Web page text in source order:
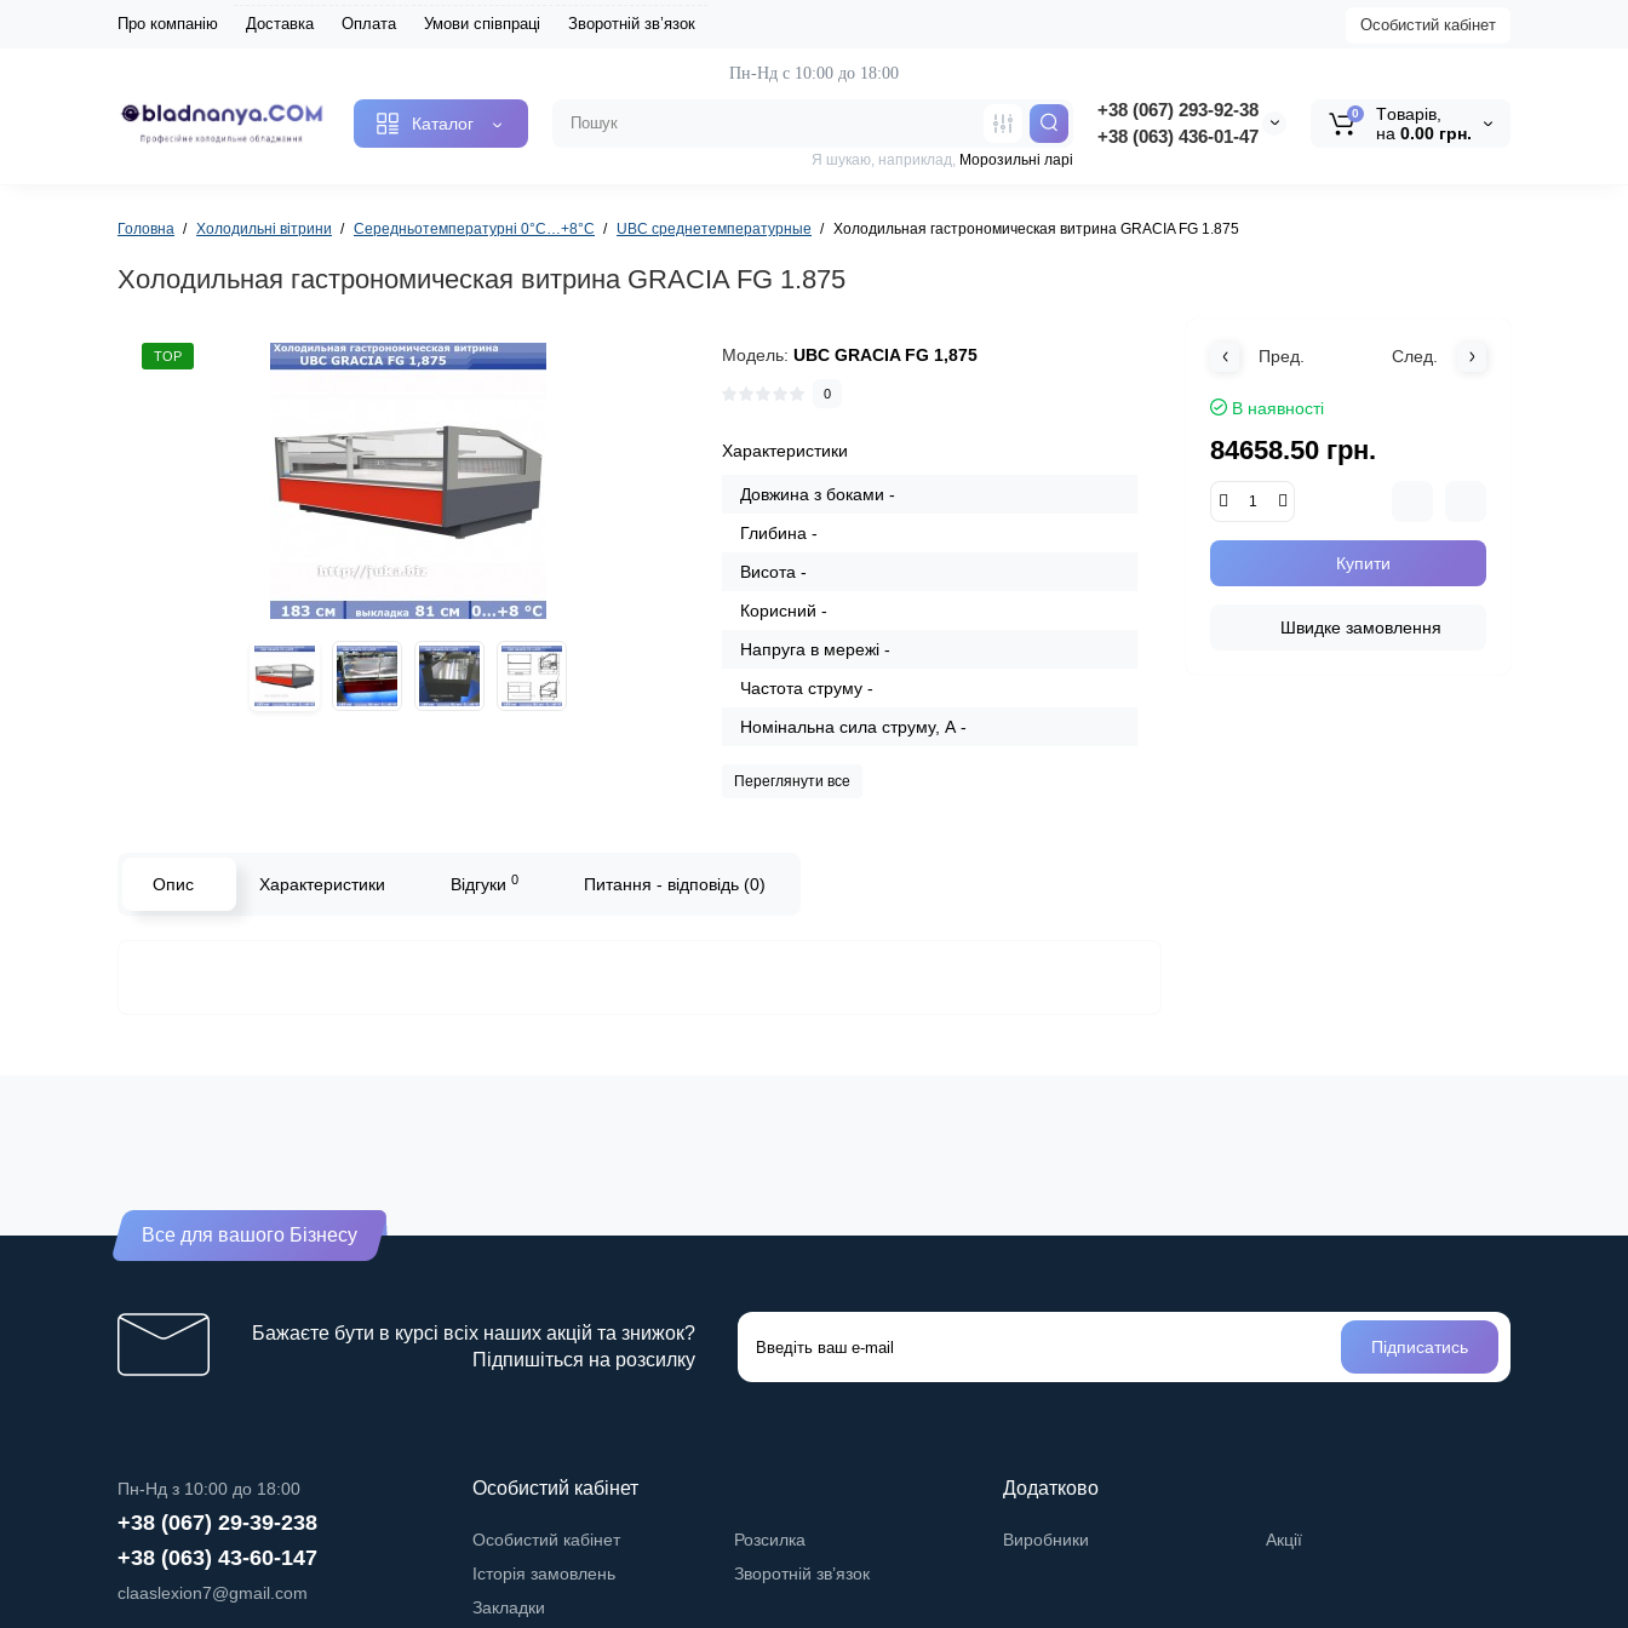
Про компанію Доставка Оплата Умови співпраці Зворотній зв’язок Особистий кабінет
Каталог
Пн-Нд с 10:00 до 18:00
+38 (067) 293-92-38
+38 (063) 436-01-47
Я шукаю, наприклад, Морозильні ларі
0
Tоварів,
на 0.00 грн.
Головна Холодильні вітрини Середньотемпературні 0°C…+8°C UBC среднетемпературные Холодильная гастрономическая витрина GRACIA FG 1.875
Холодильная гастрономическая витрина GRACIA FG 1.875
TOP Модель:UBC GRACIA FG 1,875
0
Характеристики
Довжина з боками -
Глибина -
Висота -
Корисний -
Напруга в мережі -
Частота струму -
Номінальна сила струму, А -
Переглянути все
Пред. След.
В наявності
84658.50 грн.
Купити
Швидке замовлення
Опис Характеристики Відгуки 0 Питання - відповідь (0)
Все для вашого Бізнесу
Бажаєте бути в курсі всіх наших акцій та знижок?
Підпишіться на розсилку
Підписатись
Пн-Нд з 10:00 до 18:00
+38 (067) 29-39-238
+38 (063) 43-60-147
claaslexion7@gmail.com
Особистий кабінет
Особистий кабінет
Історія замовлень
Закладки
Розсилка
Зворотній зв’язок
Додатково
Виробники Акції